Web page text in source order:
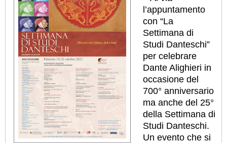
l’appuntamento
con “La
Settimana di
Studi Danteschi”
per celebrare
Dante Alighieri in
occasione del
700° anniversario
ma anche del 25°
della Settimana di
Studi Danteschi.
Un evento che si